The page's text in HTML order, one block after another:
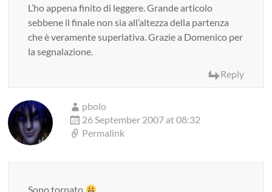
L’ho appena finito di leggere. Grande articolo
sebbene il finale non sia all’altezza della partenza
che è veramente superlativa. Grazie a Domenico per
la segnalazione.
Reply
pbolo
26 September 2007 at 08:32
Permalink
Sono tornato